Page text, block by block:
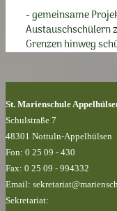
- gemeinsame
Austauschschülern
Grenzen hinweg
St. Marienschule
Schulstraße 7
48301 Nottuln-Appelhülsen
Fon: 0 25 09 - 430
Fax: 0 25 09 - 994332
Email:
Sekretariat: